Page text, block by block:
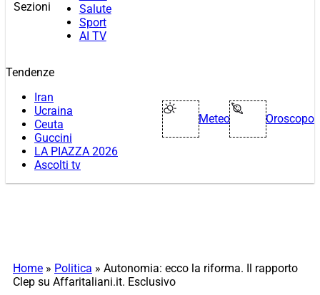
Sezioni
Salute
Sport
AI TV
Tendenze
Iran
Ucraina
Ceuta
Guccini
LA PIAZZA 2026
Ascolti tv
Meteo Oroscopo
Home » Politica » Autonomia: ecco la riforma. Il rapporto
Clep su Affaritaliani.it. Esclusivo